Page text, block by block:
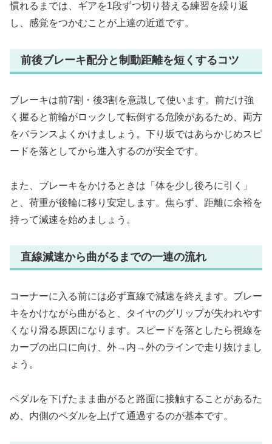
慣れるまでは、ギアを1段ずつ切り替える練習を繰り返
し、感覚をつかむことが上達の近道です。
前後ブレーキ配分と制動距離を短くするコツ
ブレーキは前7割・後3割を意識して使います。前だけ強
く握ると前輪がロックして転倒する危険があるため、両方
をバランスよくかけましょう。下り坂ではあらかじめスピ
ードを落としてから進入するのが安全です。
また、ブレーキをかけるときは「体を少し後ろに引く」
と、荷重が後輪に移り安定します。焦らず、距離に余裕を
持って減速を始めましょう。
直線減速から曲がるまでの一連の流れ
コーナーに入る前には必ず直線で減速を終えます。ブレー
キをかけながら曲がると、タイヤのグリップが失われやす
くなり滑る原因になります。スピードを落としたら視線を
カーブの出口に向け、外→内→外のラインで走り抜けまし
ょう。
ペダルを下げたまま曲がると路面に接触することがあるた
め、内側のペダルを上げて通過するのが基本です。